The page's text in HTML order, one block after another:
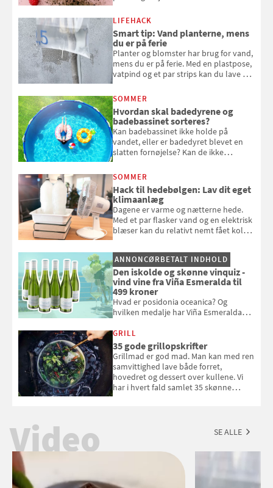
kan bruge dine hindbær i alt fra
bagværk og salater til is og syltning.
LIFEHACK
Smart tip: Vand planterne, mens
du er på ferie
Planter og blomster har brug for vand,
mens du er på ferie. Med en plastpose,
vatpind og et par strips kan du lave dit
at bede naboen om at vande eller
komme hjem til døde planter
SOMMER
Hvordan skal badedyrene og
badebassinet sorteres?
Kan badebassinet ikke holde på
vandet, eller er badedyret blevet en
slatten fornøjelse? Kan de ikke
opmærksom, når du smider
badebassinet eller et badedyr ud
SOMMER
Hack til hedebølgen: Lav dit eget
klimaanlæg
Dagene er varme og nætterne hede.
Med et par flasker vand og en elektrisk
blæser kan du relativt nemt fået koldt
og se, hvordan du gør
ANNONCØRBETALT INDHOLD
Den iskolde og skønne vinquiz -
vind vine fra Viña Esmeralda til
499 kroner
Hvad er posidonia oceanica? Og
hvilken medalje har Viña Esmeralda
med i Samvirkes skønne vinquiz, hvor
du kan vinde 6 flasker vin fra Viña
Esmeralda. Konkurrencen slutter 1.
september 2026.
GRILL
35 gode grillopskrifter
Grillmad er god mad. Man kan med ren
samvittighed lave både forret,
hovedret og dessert over kullene. Vi
har i hvert fald samlet 35 skønne
Video SE ALLE